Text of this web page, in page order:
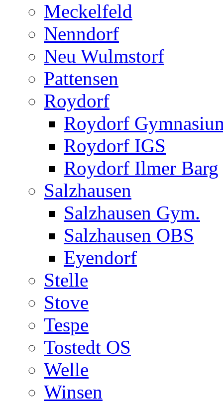
Meckelfeld
Nenndorf
Neu Wulmstorf
Pattensen
Roydorf
Roydorf
Roydorf IGS
Roydorf Ilmer Barg
Salzhausen
Salzhausen Gym.
Salzhausen OBS
Eyendorf
Stelle
Stove
Tespe
Tostedt OS
Welle
Winsen